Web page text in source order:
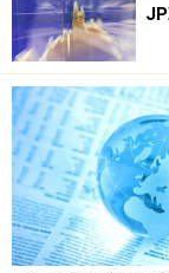
一方デメリット
程度から積立て